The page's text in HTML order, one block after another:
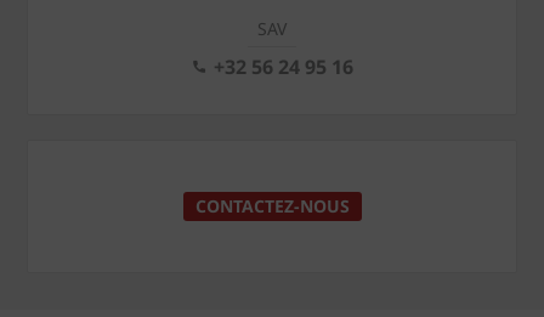
SAV
+32 56 24 95 16
CONTACTEZ-NOUS